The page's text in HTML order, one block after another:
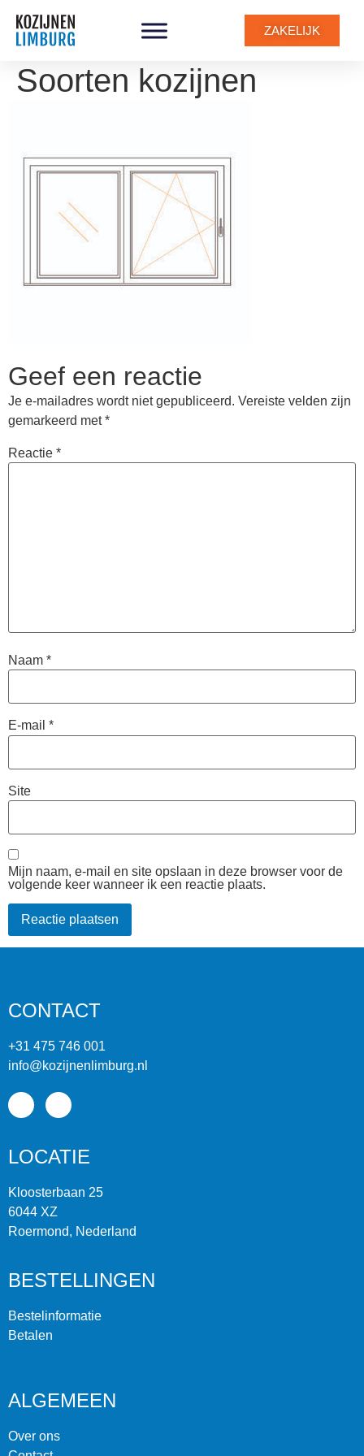
ZAKELIJK
Soorten kozijnen
Geef een reactie
Je e-mailadres wordt niet gepubliceerd. Vereiste velden zijn
gemarkeerd met*
Reactie *
Naam *
E-mail *
Site
Mijn naam, e-mail en site opslaan in deze browser voor de
volgende keer wanneer ik een reactie plaats.
CONTACT
+31 475 746 001
info@kozijnenlimburg.nl
LOCATIE
Kloosterbaan 25
6044 XZ
Roermond, Nederland
BESTELLINGEN
Bestelinformatie
Betalen
ALGEMEEN
Over ons